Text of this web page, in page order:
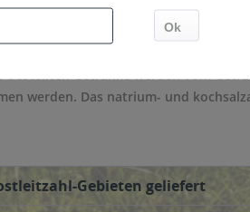
Glas oder PET, die Größe variiert
Getränke werden vom
werden. Das natrium- und
Gebieten geliefert